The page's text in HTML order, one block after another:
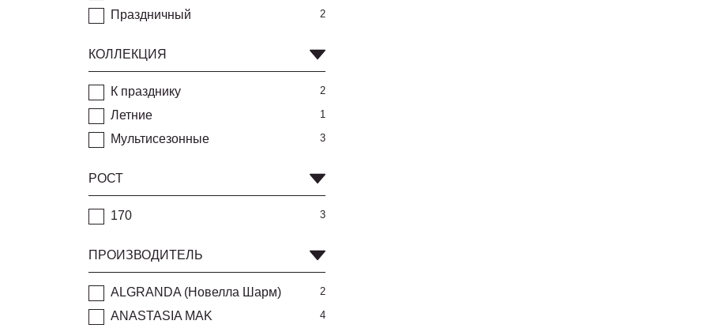
Праздничный 2
КОЛЛЕКЦИЯ
К празднику 2
Летние 1
Мультисезонные 3
РОСТ
170 3
ПРОИЗВОДИТЕЛЬ
ALGRANDA (Новелла Шарм) 2
ANASTASIA MAK 4